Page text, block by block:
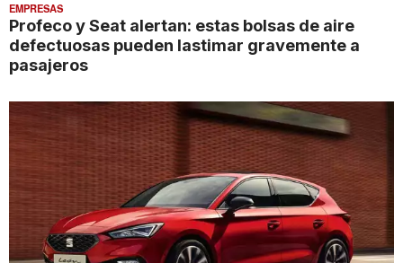
EMPRESAS
Profeco y Seat alertan: estas bolsas de aire
defectuosas pueden lastimar gravemente a
pasajeros